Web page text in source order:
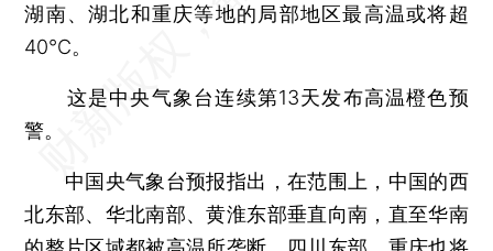
湖南、湖北和重庆等地的局部地区最高温或将超
40℃。
这是中央气象台连续第13天发布高温橙色预
警。
中国央气象台预报指出，在范围上，中国的西
北东部、华北南部、黄淮东部垂直向南，直至华南